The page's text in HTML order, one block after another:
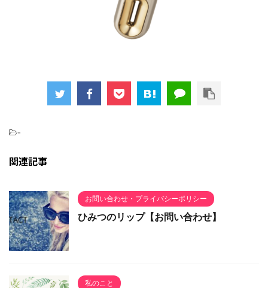
-
関連記事
お問い合わせ・プライバシーポリシー
ひみつのリップ【お問い合わせ】
私のこと